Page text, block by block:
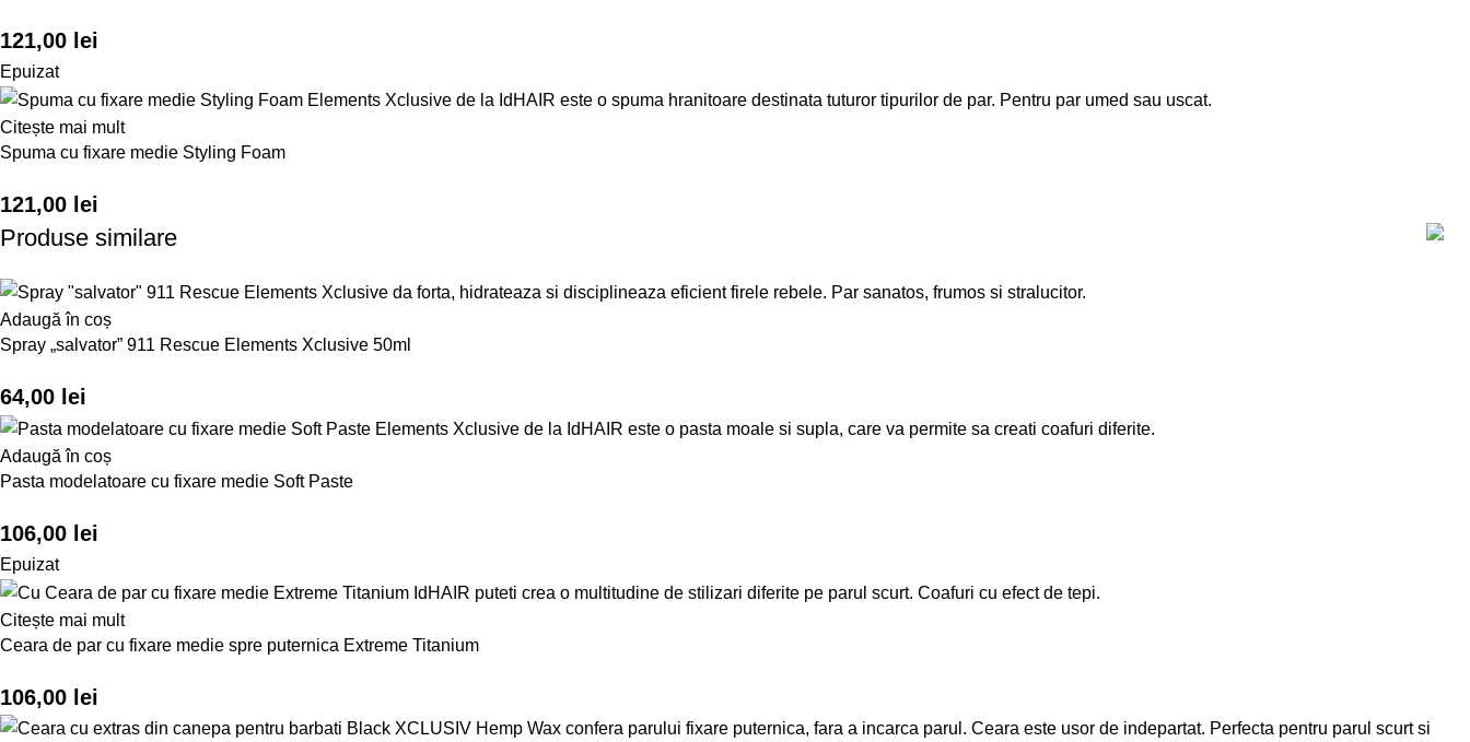
121,00 lei
Epuizat
Citește mai mult
Spuma cu fixare medie Styling Foam
121,00 lei
Produse similare
Adaugă în coș
Spray „salvator” 911 Rescue Elements Xclusive 50ml
64,00 lei
Adaugă în coș
Pasta modelatoare cu fixare medie Soft Paste
106,00 lei
Epuizat
Citește mai mult
Ceara de par cu fixare medie spre puternica Extreme Titanium
106,00 lei